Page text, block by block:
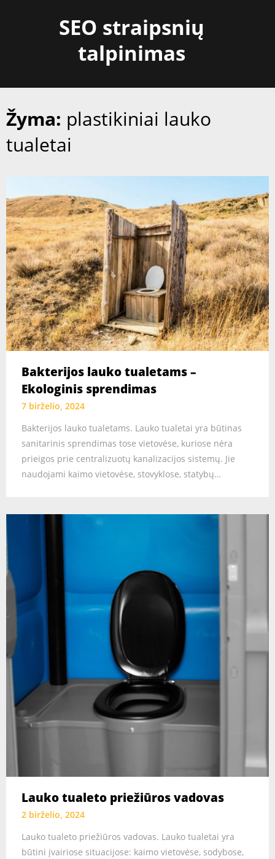
SEO straipsnių
talpinimas
Žyma: plastikiniai lauko
tualetai
Bakterijos lauko tualetams –
Ekologinis sprendimas
7 birželio, 2024
Bakterijos lauko tualetams. Lauko tualetai yra būtinas
sanitarinis sprendimas tose vietovėse, kuriose nėra
prieigos prie centralizuotų kanalizacijos sistemų. Jie
naudojami kaimo vietovėse, stovyklose, statybų…
Lauko tualeto priežiūros vadovas
2 birželio, 2024
Lauko tualeto priežiūros vadovas. Lauko tualetai yra
būtini įvairiose situacijose: kaimo vietovėse, sodybose,